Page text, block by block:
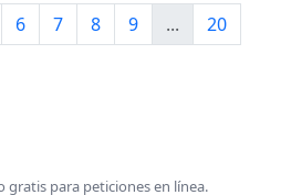
6 7 8 9 ...
20
para peticiones en línea.